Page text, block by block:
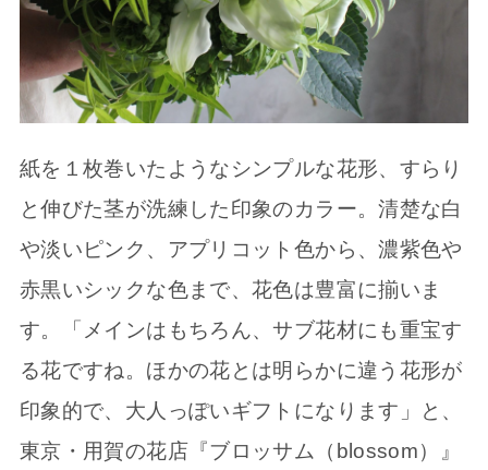
紙を１枚巻いたようなシンプルな花形、すらり
と伸びた茎が洗練した印象のカラー。清楚な白
や淡いピンク、アプリコット色から、濃紫色や
赤黒いシックな色まで、花色は豊富に揃いま
す。「メインはもちろん、サブ花材にも重宝す
る花ですね。ほかの花とは明らかに違う花形が
印象的で、大人っぽいギフトになります」と、
東京・用賀の花店『ブロッサム（blossom）』